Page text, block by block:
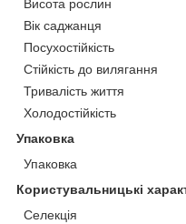
Висота рослин
Вік саджанця
Посухостійкість
Стійкість до вилягання
Тривалість життя
Холодостійкість
Упаковка
Упаковка
Користувальницькі
Селекція